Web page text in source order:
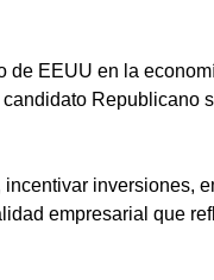
EEUU en la
Republicano
inversiones,
empresarial que